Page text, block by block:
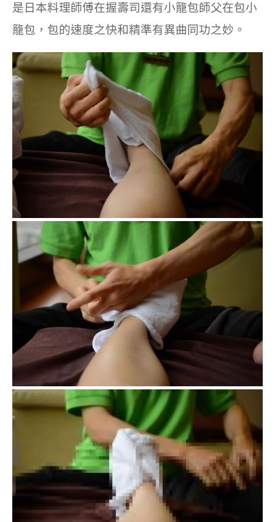
是日本料理師傅在握壽司還有小籠包師父在包小
籠包，包的速度之快和精準有異曲同功之妙。